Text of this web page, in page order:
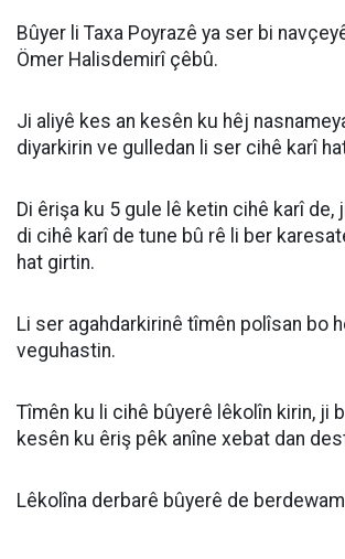
Bûyer li Taxa Poyrazê ya ser bi
Ömer Halisdemirî çêbû.
Ji aliyê kes an kesên ku hêj
diyarkirin ve gulledan li ser cihê karî
Di êrişa ku 5 gule lê ketin cihê karî de,
di cihê karî de tune bû rê li ber
hat girtin.
Li ser agahdarkirinê tîmên polîsan bo
veguhastin.
Tîmên ku li cihê bûyerê lêkolîn kirin, ji
kesên ku êriş pêk anîne xebat dan
Lêkolîna derbarê bûyerê de